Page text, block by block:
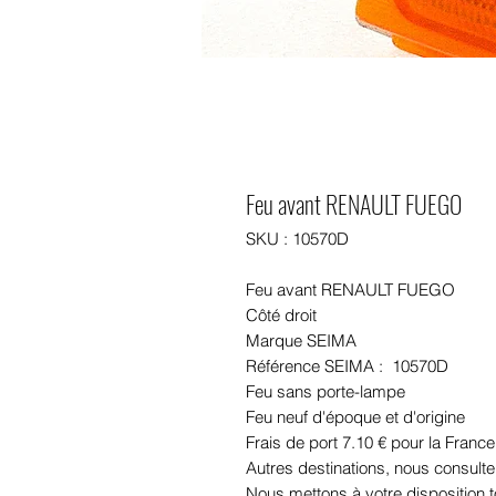
Feu avant RENAULT FUEGO
SKU : 10570D
Feu avant RENAULT FUEGO
Côté droit
Marque SEIMA
Référence SEIMA : 10570D
Feu sans porte-lampe
Feu neuf d'époque et d'origine
Frais de port 7.10 € pour la
Autres destinations, nous